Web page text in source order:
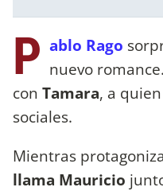
P ablo Rago
nuevo
con Tamara, a
sociales.
Mientras
llama Mauricio